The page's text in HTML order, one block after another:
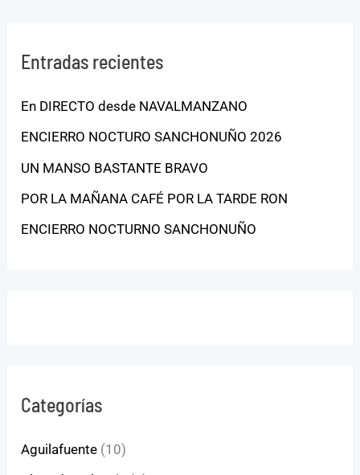
Entradas recientes
En DIRECTO desde NAVALMANZANO
ENCIERRO NOCTURO SANCHONUÑO 2026
UN MANSO BASTANTE BRAVO
POR LA MAÑANA CAFÉ POR LA TARDE RON
ENCIERRO NOCTURNO SANCHONUÑO
Categorías
Aguilafuente (10)